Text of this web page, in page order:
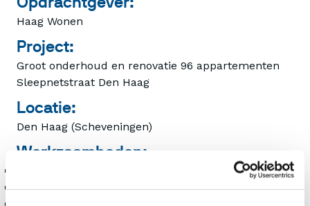
Haag Wonen
Project:
Groot onderhoud en renovatie 96 appartementen
Sleepnetstraat Den Haag
Locatie:
Den Haag (Scheveningen)
Werkzaamheden:
Bouw nieuwe portiek entrees